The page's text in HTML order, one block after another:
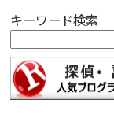
キーワード検索